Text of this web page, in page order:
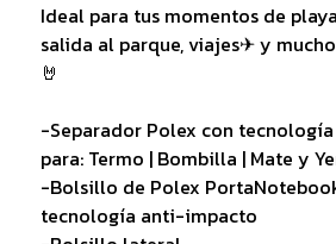
Ideal para tus momentos de playa
salida al parque, viajes✈ y
🤘
-Separador Polex con
para: Termo | Bombilla | Mate y
-Bolsillo de Polex PortaNotebook
tecnología anti-impacto